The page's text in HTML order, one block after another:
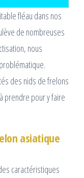
fléau dans nos
de nombreuses
nous
des nids de frelons
prendre pour y faire
asiatique
caractéristiques